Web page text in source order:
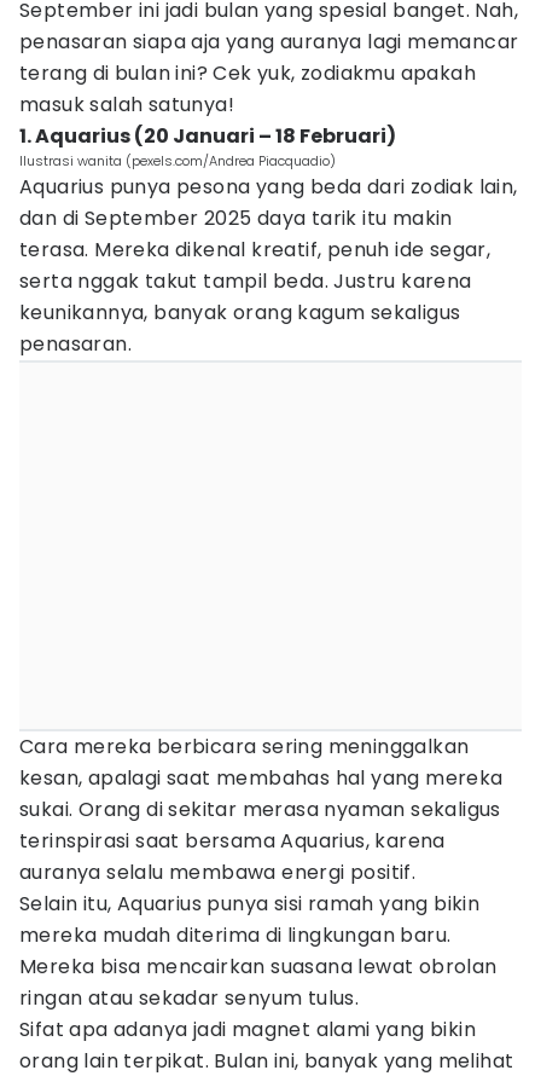
September ini jadi bulan yang spesial banget. Nah,
penasaran siapa aja yang auranya lagi memancar
terang di bulan ini? Cek yuk, zodiakmu apakah
masuk salah satunya!
1. Aquarius (20 Januari – 18 Februari)
Ilustrasi wanita (pexels.com/Andrea Piacquadio)
Aquarius punya pesona yang beda dari zodiak lain,
dan di September 2025 daya tarik itu makin
terasa. Mereka dikenal kreatif, penuh ide segar,
serta nggak takut tampil beda. Justru karena
keunikannya, banyak orang kagum sekaligus
penasaran.
Cara mereka berbicara sering meninggalkan
kesan, apalagi saat membahas hal yang mereka
sukai. Orang di sekitar merasa nyaman sekaligus
terinspirasi saat bersama Aquarius, karena
auranya selalu membawa energi positif.
Selain itu, Aquarius punya sisi ramah yang bikin
mereka mudah diterima di lingkungan baru.
Mereka bisa mencairkan suasana lewat obrolan
ringan atau sekadar senyum tulus.
Sifat apa adanya jadi magnet alami yang bikin
orang lain terpikat. Bulan ini, banyak yang melihat